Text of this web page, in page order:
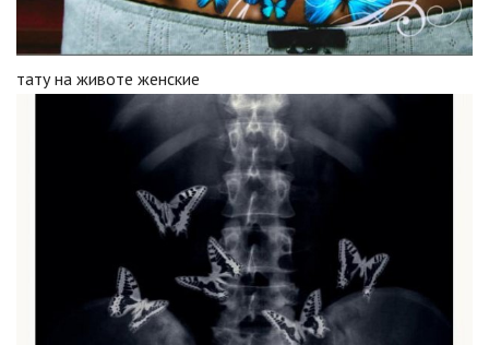
тату на животе женские